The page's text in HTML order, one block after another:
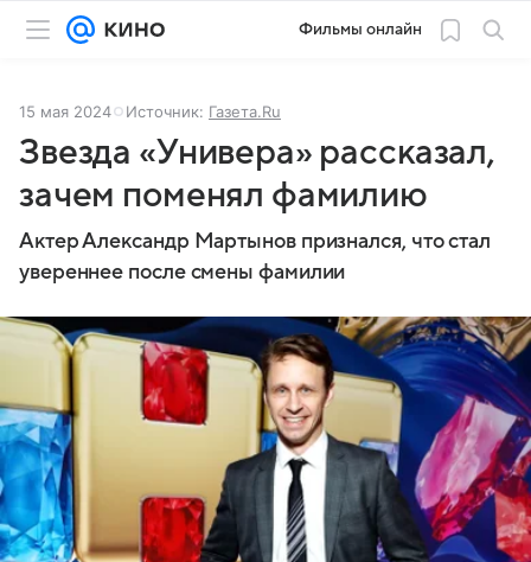
Фильмы онлайн
15 мая 2024 Источник: Газета.Ru
Звезда «Универа» рассказал,
зачем поменял фамилию
Актер Александр Мартынов признался, что стал
увереннее после смены фамилии